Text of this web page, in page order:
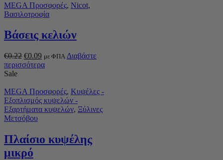
MEGA Προσφορές, Nicot,
Βασιλοτροφία
Βάσεις κελιών
€0.22 €0.09 με ΦΠΑ Διαβάστε
περισσότερα
Sale
MEGA Προσφορές, Κυψέλες -
Εξοπλισμός κυψελών -
Εξαρτήματα κυψελών, Ξύλινες
Μετσόβου
Πλαίσιο κυψέλης
μικρό